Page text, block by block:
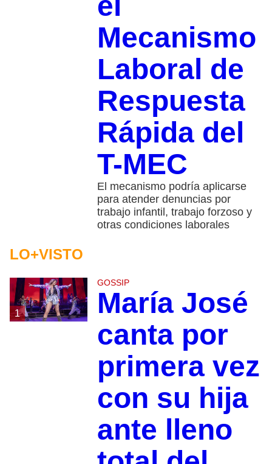
Mecanismo
Laboral de
Respuesta
Rápida del
T-MEC
El mecanismo podría aplicarse
para atender denuncias por
trabajo infantil, trabajo forzoso y
otras condiciones laborales
LO+VISTO
1
GOSSIP
María José
canta por
primera vez
con su hija
ante lleno